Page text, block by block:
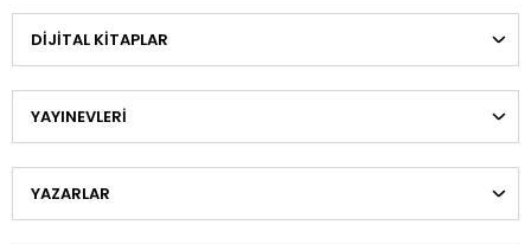
DIJITAL KITAPLAR
YAYINEVLERI
YAZARLAR